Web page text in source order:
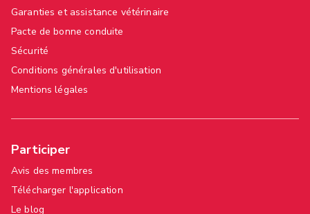
Garanties et assistance vétérinaire
Pacte de bonne conduite
Sécurité
Conditions générales d'utilisation
Mentions légales
Participer
Avis des membres
Télécharger l'application
Le blog